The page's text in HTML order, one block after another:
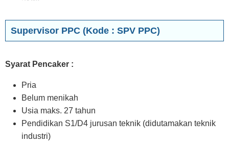
Supervisor PPC (Kode : SPV PPC)
Syarat Pencaker :
Pria
Belum menikah
Usia maks. 27 tahun
Pendidikan S1/D4 jurusan teknik (didutamakan teknik
industri)